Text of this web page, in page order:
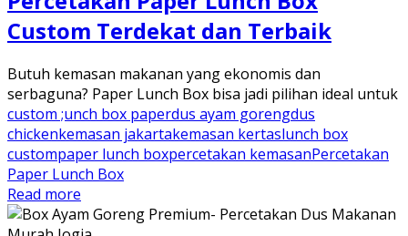
Custom Terdekat dan Terbaik
Butuh kemasan makanan yang ekonomis dan
serbaguna? Paper Lunch Box bisa jadi pilihan ideal untuk
custom ;unch box paperdus ayam gorengdus
chickenkemasan jakartakemasan kertaslunch box
custompaper lunch boxpercetakan kemasanPercetakan
Paper Lunch Box
Read more